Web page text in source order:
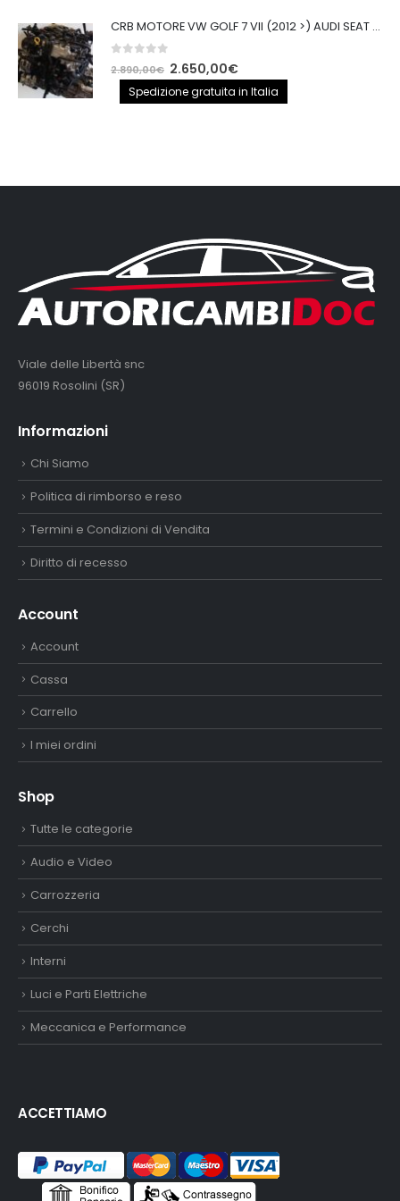
CRB MOTORE VW GOLF 7 VII (2012 >) AUDI SEAT 2.0TDI 150CV CRB IMPIANTO BOSCH
out of 5
2.890,00€ Il
prezzo
originale
2.650,00€Il
prezzo
attuale
Spedizione gratuita in Italia
Viale delle Libertà snc
96019 Rosolini (SR)
Informazioni
Chi Siamo
Politica di rimborso e reso
Termini e Condizioni di Vendita
Diritto di recesso
Account
Account
Cassa
Carrello
I miei ordini
Shop
Tutte le categorie
Audio e Video
Carrozzeria
Cerchi
Interni
Luci e Parti Elettriche
Meccanica e Performance
ACCETTIAMO